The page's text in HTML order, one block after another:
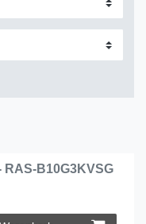
RAS-B10G3KVSG